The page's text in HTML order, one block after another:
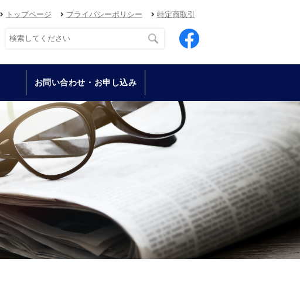
トップページ プライバシーポリシー 特定商取引
お問い合わせ・お申し込み